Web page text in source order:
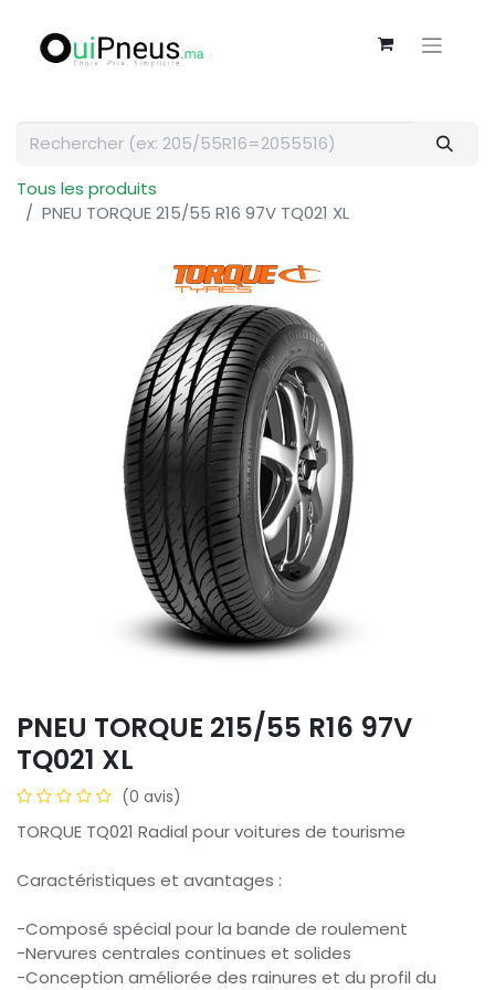
Tous les produits
PNEU TORQUE 215/55 R16 97V TQ021 XL
PNEU TORQUE 215/55 R16 97V
TQ021 XL
(0 avis)
TORQUE TQ021 Radial pour voitures de tourisme
Caractéristiques et avantages :
-Composé spécial pour la bande de roulement
-Nervures centrales continues et solides
-Conception améliorée des rainures et du profil du